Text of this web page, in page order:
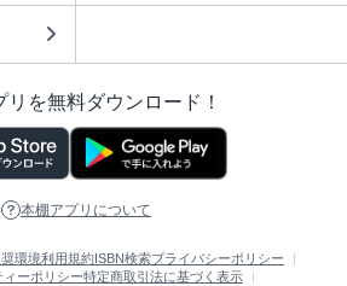
リを無料ダウンロード！
本棚アプリについて
環境利用規約 ISBN検索プライバシーポリシー
ーポリシー特定商取引法に基づく表示